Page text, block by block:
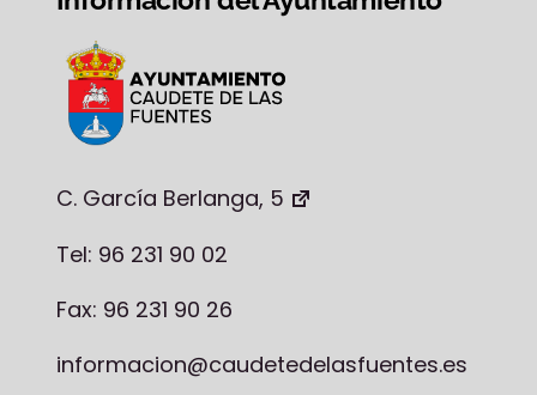
C. García Berlanga, 5
Tel: 96 231 90 02
Fax: 96 231 90 26
informacion@caudetedelasfuentes.es